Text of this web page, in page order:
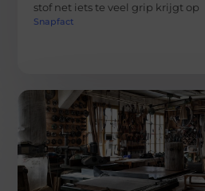
stof net iets te veel grip krijgt op
Snapfact